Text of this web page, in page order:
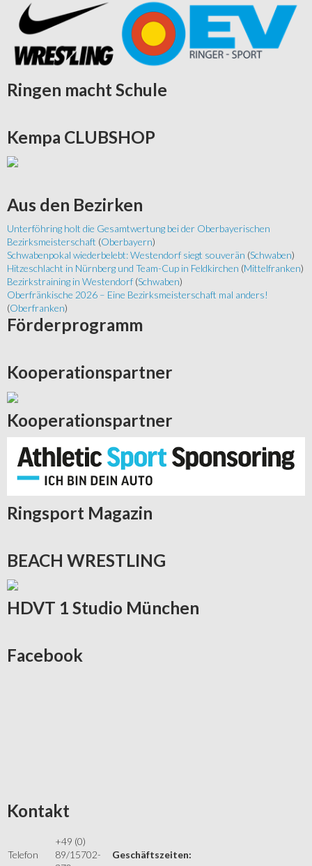
Ringen macht Schule
Kempa CLUBSHOP
Aus den Bezirken
Unterföhring holt die Gesamtwertung bei der Oberbayerischen
Bezirksmeisterschaft (Oberbayern)
Schwabenpokal wiederbelebt: Westendorf siegt souverän (Schwaben)
Hitzeschlacht in Nürnberg und Team-Cup in Feldkirchen (Mittelfranken)
Bezirkstraining in Westendorf (Schwaben)
Oberfränkische 2026 – Eine Bezirksmeisterschaft mal anders!
(Oberfranken)
Förderprogramm
Kooperationspartner
Kooperationspartner
Ringsport Magazin
BEACH WRESTLING
HDVT 1 Studio München
Facebook
Kontakt
Telefon
+49 (0)
89/15702-
Geschäftszeiten: